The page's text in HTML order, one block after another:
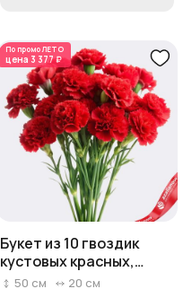
По промоЛЕТО
цена 3 377 ₽
Букет из 10 гвоздик
кустовых красных,
Диантус, Голландия
50 см 20 см